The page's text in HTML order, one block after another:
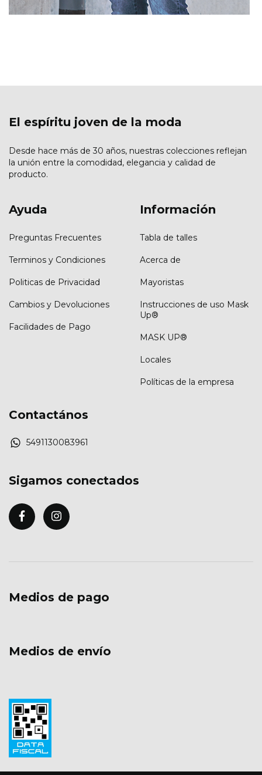
El espíritu joven de la moda
Desde hace más de 30 años, nuestras colecciones reflejan
la unión entre la comodidad, elegancia y calidad de
producto.
Ayuda
Preguntas Frecuentes
Terminos y Condiciones
Politicas de Privacidad
Cambios y Devoluciones
Facilidades de Pago
Información
Tabla de talles
Acerca de
Mayoristas
Instrucciones de uso Mask
Up®
MASK UP®
Locales
Políticas de la empresa
Contactános
5491130083961
Sigamos conectados
Medios de pago